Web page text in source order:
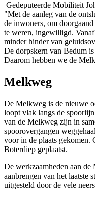
Gedeputeerde Mobiliteit
"Met de aanleg van de
de inwoners, om
te weren, ingewilligd.
minder hinder van
De dorpskern van Bedum
Daarom hebben we de
Melkweg
De Melkweg is de nieuwe
loopt vlak langs de
van de Melkweg zijn in
spoorovergangen
voor in de plaats gekomen.
Boterdiep geplaatst.
De werkzaamheden aan
aanbrengen van het laatste
uitgesteld door de vele